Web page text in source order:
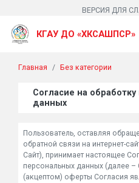
ВЕРСИЯ ДЛЯ
КГАУ ДО «ХКСАШПСР»
Главная Без категории
Согласие на
данных
Пользователь, оставляя
обратной связи на интернет-
Сайт), принимает настоящее
персональных данных (далее –
(акцептом) оферты Согласия